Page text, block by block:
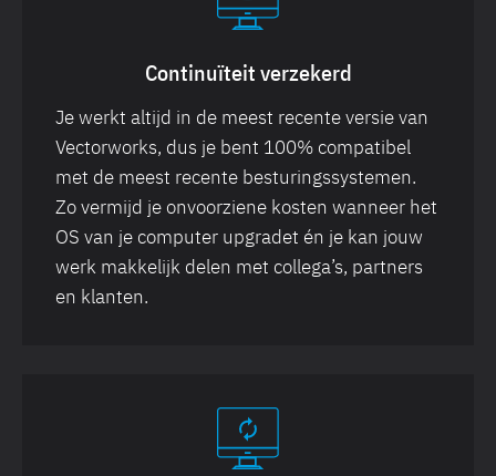
Continuïteit verzekerd
Je werkt altijd in de meest recente versie van
Vectorworks, dus je bent 100% compatibel
met de meest recente besturingssystemen.
Zo vermijd je onvoorziene kosten wanneer het
OS van je computer upgradet én je kan jouw
werk makkelijk delen met collega’s, partners
en klanten.